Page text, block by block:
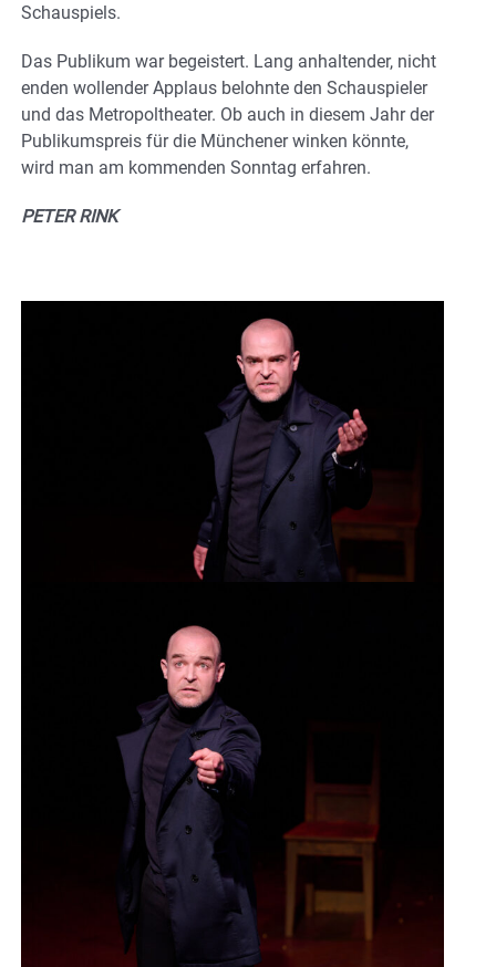
Schauspiels.
Das Publikum war begeistert. Lang anhaltender, nicht
enden wollender Applaus belohnte den Schauspieler
und das Metropoltheater. Ob auch in diesem Jahr der
Publikumspreis für die Münchener winken könnte,
wird man am kommenden Sonntag erfahren.
PETER RINK